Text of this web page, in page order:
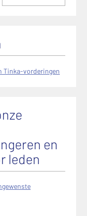
Tinka-vorderingen
en
leden